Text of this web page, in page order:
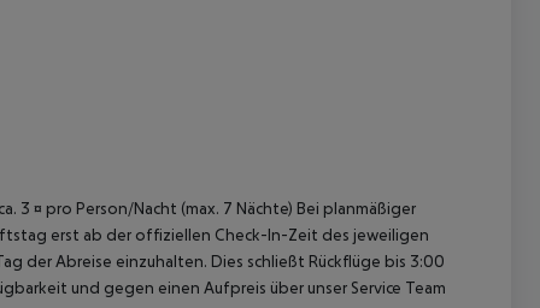
3 ¤ pro Person/Nacht (max. 7 Nächte) Bei planmäßiger
erst ab der offiziellen Check-In-Zeit des jeweiligen
der Abreise einzuhalten. Dies schließt Rückflüge bis 3:00
und gegen einen Aufpreis über unser Service Team